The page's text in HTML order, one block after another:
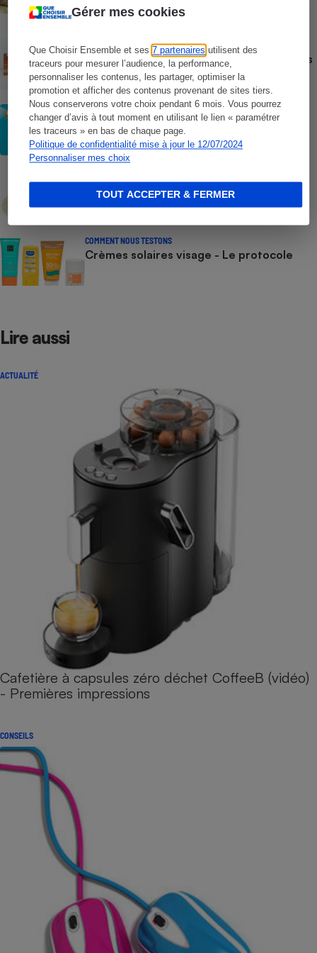
Gérer mes cookies
Que Choisir Ensemble et ses7 partenaires utilisent des
traceurs pour mesurer l’audience, la performance,
personnaliser les contenus, les partager, optimiser la
promotion et afficher des contenus provenant de sites tiers.
Nous conserverons votre choix pendant 6 mois. Vous pourrez
changer d’avis à tout moment en utilisant le lien « paramétrer
les traceurs » en bas de chaque page.
Politique de confidentialité mise à jour le 12/07/2024
Personnaliser mes choix
TOUT ACCEPTER & FERMER
dangereuses pour la santé des
consommateurs
ACTUALITÉ
Crèmes solaires - Le bilan désastreux des
plateformes chinoises
CONSEILS
Crèmes solaires - Les logos à la loupe
Crèmes solaires - Le protocole
COMMENT NOUS TESTONS
Crèmes solaires visage - Le protocole
Lire aussi
ACTUALITÉ
Cafetière à capsules zéro déchet CoffeeB (vidéo)
- Premières impressions
CONSEILS